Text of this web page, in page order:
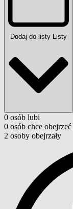
Dodaj do listy Listy
0 osób lubi
0 osób chce obejrzeć
2 osoby obejrzały